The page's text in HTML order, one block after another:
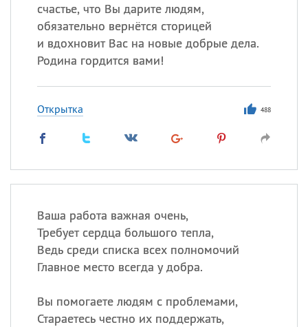
счастье, что Вы дарите людям,
обязательно вернётся сторицей
и вдохновит Вас на новые добрые дела.
Родина гордится вами!
Открытка 488
Ваша работа важная очень,
Требует сердца большого тепла,
Ведь среди списка всех полномочий
Главное место всегда у добра.
Вы помогаете людям с проблемами,
Стараетесь честно их поддержать,